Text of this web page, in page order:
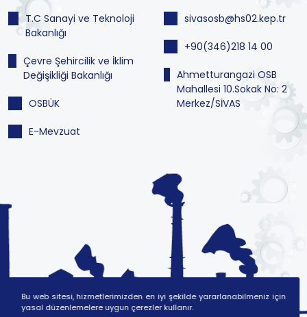
T.C Sanayi ve Teknoloji
Bakanlığı
Çevre Şehircilik ve İklim
Değişikliği Bakanlığı
OSBÜK
E-Mevzuat
sivasosb@hs02.kep.tr
+90(346)218 14 00
Ahmetturangazi OSB
Mahallesi 10.Sokak No: 2
Merkez/SİVAS
Bu web sitesi, hizmetlerimizden en iyi şekilde yararlanabilmeniz için
yasal düzenlemelere uygun çerezler kullanır.